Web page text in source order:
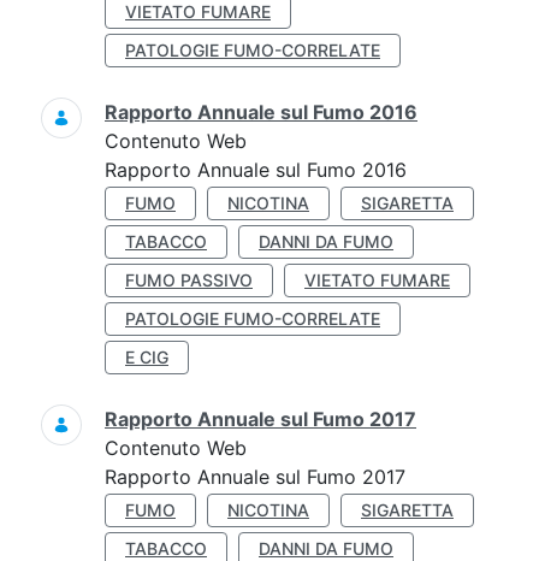
VIETATO FUMARE
PATOLOGIE FUMO-CORRELATE
Rapporto Annuale sul Fumo 2016
Contenuto Web
Rapporto Annuale sul Fumo 2016
FUMO NICOTINA
SIGARETTA
TABACCO
DANNI DA FUMO
FUMO PASSIVO
VIETATO FUMARE
PATOLOGIE FUMO-CORRELATE
E CIG
Rapporto Annuale sul Fumo 2017
Contenuto Web
Rapporto Annuale sul Fumo 2017
FUMO NICOTINA
SIGARETTA
TABACCO
DANNI DA FUMO